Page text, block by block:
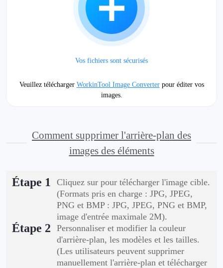
Vos fichiers sont sécurisés
Veuillez télécharger WorkinTool Image Converter pour éditer vos
images.
Comment supprimer l'arrière-plan des
images des éléments
Étape 1
Cliquez sur pour télécharger l'image cible.
(Formats pris en charge : JPG, JPEG,
PNG et BMP : JPG, JPEG, PNG et BMP,
image d'entrée maximale 2M).
Étape 2
Personnaliser et modifier la couleur
d'arrière-plan, les modèles et les tailles.
(Les utilisateurs peuvent supprimer
manuellement l'arrière-plan et télécharger